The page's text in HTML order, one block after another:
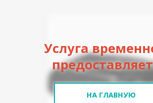
Услуга
НА ГЛАВНУЮ